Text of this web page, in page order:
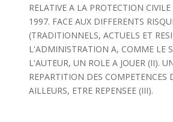
RELATIVE A LA PROTECTION
1997. FACE AUX DIFFERENTS
(TRADITIONNELS, ACTUELS ET
L'ADMINISTRATION A, COMME LE
L'AUTEUR, UN ROLE A JOUER (II).
REPARTITION DES COMPETENCES
AILLEURS, ETRE REPENSEE (III).